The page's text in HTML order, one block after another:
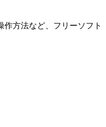
方法など、フリーソフト